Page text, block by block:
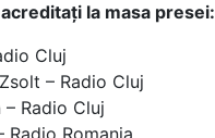
la masa presei:
Cluj
– Radio Cluj
Radio Cluj